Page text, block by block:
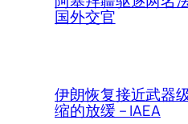
国外交官
伊朗恢复接近武器
缩的放缓 – IAEA